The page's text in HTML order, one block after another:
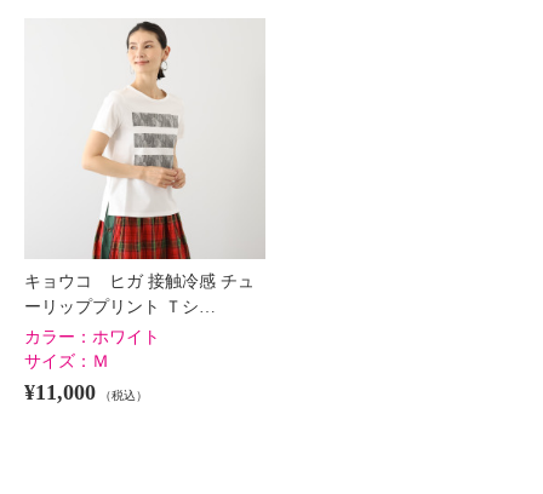
キョウコ ヒガ 接触冷感 チュ
ーリッププリント Ｔシ…
カラー： ホワイト
サイズ： Ｍ
¥11,000 （税込）